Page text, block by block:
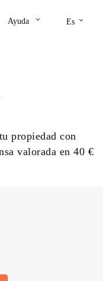
Ayuda keyboard_arrow_down Es keyboard_arrow_down
propiedad con
valorada en 40 €